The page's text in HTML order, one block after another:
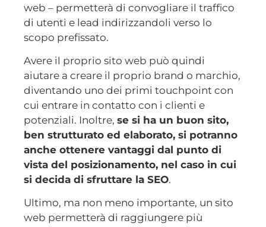
web – permetterà di convogliare il traffico
di utenti e lead indirizzandoli verso lo
scopo prefissato.
Avere il proprio sito web può quindi
aiutare a creare il proprio brand o marchio,
diventando uno dei primi touchpoint con
cui entrare in contatto con i clienti e
potenziali. Inoltre, se si ha un buon sito,
ben strutturato ed elaborato, si potranno
anche ottenere vantaggi dal punto di
vista del posizionamento, nel caso in cui
si decida di sfruttare la SEO.
Ultimo, ma non meno importante, un sito
web permetterà di raggiungere più